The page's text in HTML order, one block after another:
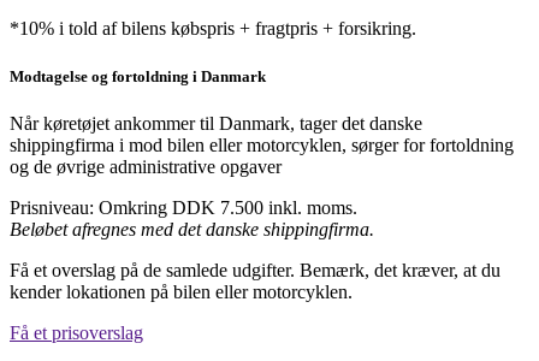
*10% i told af bilens købspris + fragtpris + forsikring.
Modtagelse og fortoldning i Danmark
Når køretøjet ankommer til Danmark, tager det danske
shippingfirma i mod bilen eller motorcyklen, sørger for fortoldning
og de øvrige administrative opgaver
Prisniveau: Omkring DDK 7.500 inkl. moms.
Beløbet afregnes med det danske shippingfirma.
Få et overslag på de samlede udgifter. Bemærk, det kræver, at du
kender lokationen på bilen eller motorcyklen.
Få et prisoverslag